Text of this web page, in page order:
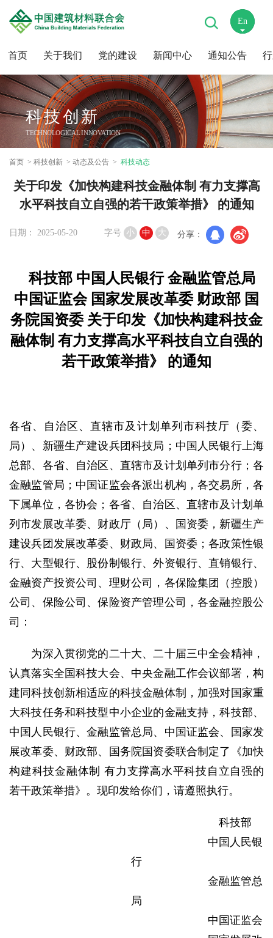
首页 关于我们 党的建设 新闻中心 通知公告
En
中
科技创新
TECHNOLOGICAL INNOVATION
首页 科技创新 动态及公告 科技动态
关于印发《加快构建科技金融体制 有力支撑高
水平科技自立自强的若干政策举措》 的通知
日期： 2025-05-20 字号 小 中 大 分享：
科技部 中国人民银行 金融监管总局
中国证监会 国家发展改革委 财政部 国
务院国资委 关于印发《加快构建科技金
融体制 有力支撑高水平科技自立自强的
若干政策举措》 的通知
各省、自治区、直辖市及计划单列市科技厅（委、
局）、新疆生产建设兵团科技局；中国人民银行上海
总部、各省、自治区、直辖市及计划单列市分行；各
金融监管局；中国证监会各派出机构，各交易所，各
下属单位，各协会；各省、自治区、直辖市及计划单
列市发展改革委、财政厅（局）、国资委，新疆生产
建设兵团发展改革委、财政局、国资委；各政策性银
行、大型银行、股份制银行、外资银行、直销银行、
金融资产投资公司、理财公司，各保险集团（控股）
公司、保险公司、保险资产管理公司，各金融控股公
司：
为深入贯彻党的二十大、二十届三中全会精神，
认真落实全国科技大会、中央金融工作会议部署，构
建同科技创新相适应的科技金融体制，加强对国家重
大科技任务和科技型中小企业的金融支持，科技部、
中国人民银行、金融监管总局、中国证监会、国家发
展改革委、财政部、国务院国资委联合制定了《加快
构建科技金融体制 有力支撑高水平科技自立自强的
若干政策举措》。现印发给你们，请遵照执行。
科技部
中国人民银
行
金融监管总
局
中国证监会